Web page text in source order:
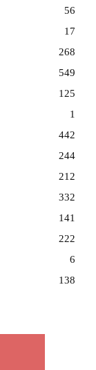
56
17
268
549
125
1
442
244
212
332
141
222
6
138